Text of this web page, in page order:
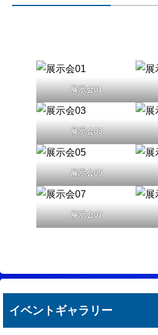
展示会01
展示会03
展示会05
展示会07
イベントギャラリー